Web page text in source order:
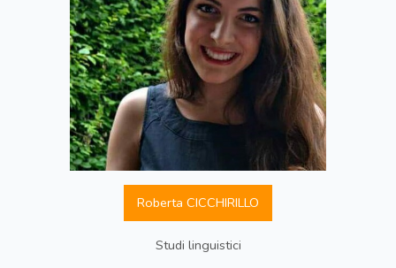
Roberta CICCHIRILLO
Studi linguistici